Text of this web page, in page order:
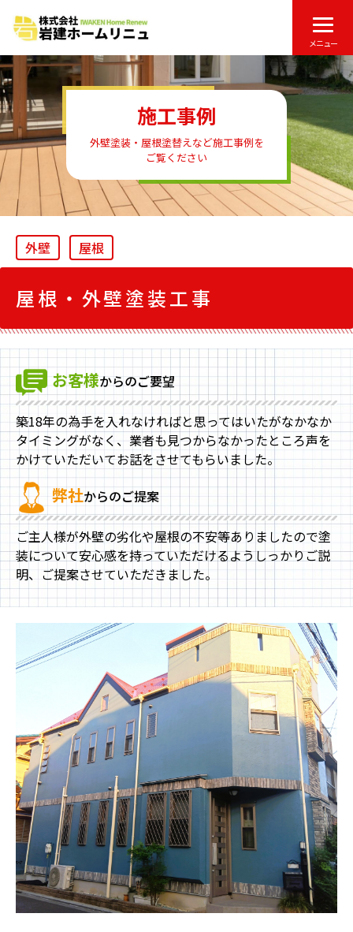
メニュー
施工事例
外壁塗装・屋根塗替えなど施工事例を
ご覧ください
外壁 屋根
屋根・外壁塗装工事
お客様からのご要望
築18年の為手を入れなければと思ってはいたがなかなか
タイミングがなく、業者も見つからなかったところ声を
かけていただいてお話をさせてもらいました。
弊社からのご提案
ご主人様が外壁の劣化や屋根の不安等ありましたので塗
装について安心感を持っていただけるようしっかりご説
明、ご提案させていただきました。